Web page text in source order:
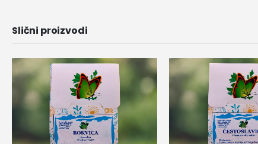
Slični proizvodi